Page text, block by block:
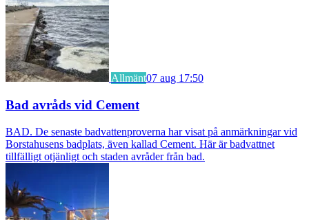
Allmänt07 aug 17:50
Bad avråds vid Cement
BAD. De senaste badvattenproverna har visat på anmärkningar vid
Borstahusens badplats, även kallad Cement. Här är badvattnet
tillfälligt otjänligt och staden avråder från bad.